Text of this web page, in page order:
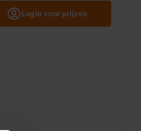
Login voor prijzen